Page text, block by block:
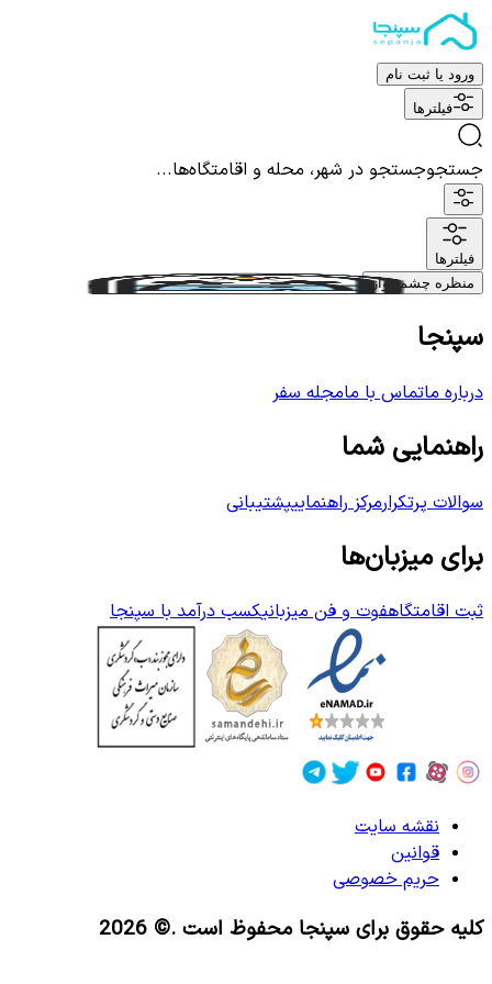
ورود یا ثبت نام
فیلترها
جستجوجستجو در شهر، محله و اقامتگاه‌ها...
فیلترها
منظره چشم نواز
سپنجا
درباره ماتماس با مامجله سفر
راهنمایی شما
سوالات پرتکرارمرکز راهنماییپشتیبانی
برای میزبان‌ها
ثبت اقامتگاهفوت و فن میزبانیکسب درآمد با سپنجا
نقشه سایت
قوانین
حریم خصوصی
کلیه حقوق برای سپنجا محفوظ است .© 2026